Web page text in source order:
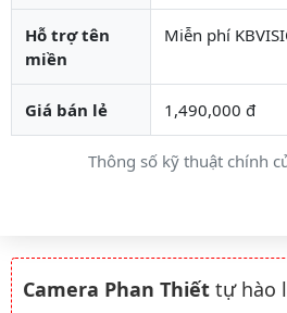
Thông số kỹ thuật chính
Hỗ trợ tên
miền
Miễn phí
Giá bán lẻ 1,490,000 đ
Camera Phan Thiết tự hào